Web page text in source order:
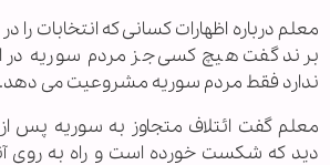
معلم درباره اظهارات کسانی که انتخابات را
برند گفت هیچ کسی جز مردم سوریه
ندارد فقط مردم سوریه مشروعیت می دهد.
معلم گفت ائتلاف متجاوز به سوریه پس
دید که شکست خورده است و راه به روی